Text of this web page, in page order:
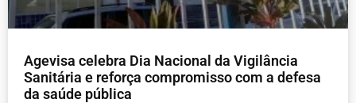
Agevisa celebra Dia Nacional da Vigilância
Sanitária e reforça compromisso com a defesa
da saúde pública